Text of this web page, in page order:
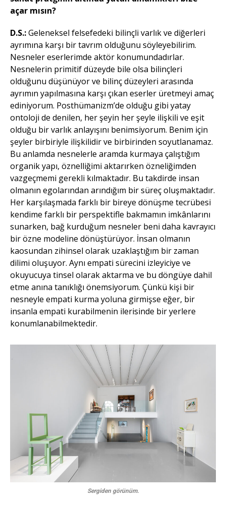
açar mısın?
D.S.:Geleneksel felsefedeki bilinçli varlık ve diğerleri
ayrımına karşı bir tavrım olduğunu söyleyebilirim.
Nesneler eserlerimde aktör konumundadırlar.
Nesnelerin primitif düzeyde bile olsa bilinçleri
olduğunu düşünüyor ve bilinç düzeyleri arasında
ayrımın yapılmasına karşı çıkan eserler üretmeyi amaç
ediniyorum. Posthümanizm’de olduğu gibi yatay
ontoloji de denilen, her şeyin her şeyle ilişkili ve eşit
olduğu bir varlık anlayışını benimsiyorum. Benim için
şeyler birbiriyle ilişkilidir ve birbirinden soyutlanamaz.
Bu anlamda nesnelerle aramda kurmaya çalıştığım
organik yapı, öznelliğimi aktarırken özneliğimden
vazgeçmemi gerekli kılmaktadır. Bu takdirde insan
olmanın egolarından arındığım bir süreç oluşmaktadır.
Her karşılaşmada farklı bir bireye dönüşme tecrübesi
kendime farklı bir perspektifle bakmamın imkânlarını
sunarken, bağ kurduğum nesneler beni daha kavrayıcı
bir özne modeline dönüştürüyor. İnsan olmanın
kaosundan zihinsel olarak uzaklaştığım bir zaman
dilimi oluşuyor. Aynı empati sürecini izleyiciye ve
okuyucuya tinsel olarak aktarma ve bu döngüye dahil
etme anına tanıklığı önemsiyorum. Çünkü kişi bir
nesneyle empati kurma yoluna girmişse eğer, bir
insanla empati kurabilmenin ilerisinde bir yerlere
konumlanabilmektedir.
Sergiden görünüm.